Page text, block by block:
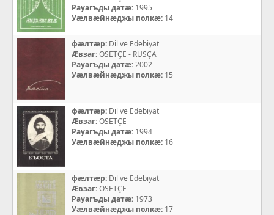
Рауагъды датæ: 1995
Уæлвæйнæджы полкæ: 14
фæлтæр: Dil ve Edebiyat
Æвзаг:OSETÇE - RUSÇA
Рауагъды датæ:2002
Уæлвæйнæджы полкæ: 15
фæлтæр: Dil ve Edebiyat
Æвзаг:OSETÇE
Рауагъды датæ: 1994
Уæлвæйнæджы полкæ: 16
фæлтæр: Dil ve Edebiyat
Æвзаг:OSETÇE
Рауагъды датæ: 1973
Уæлвæйнæджы полкæ: 17